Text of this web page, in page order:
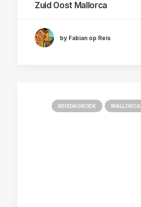
Zuid Oost Mallorca
by Fabian op Reis
REISDAGBOEK MALLORCA